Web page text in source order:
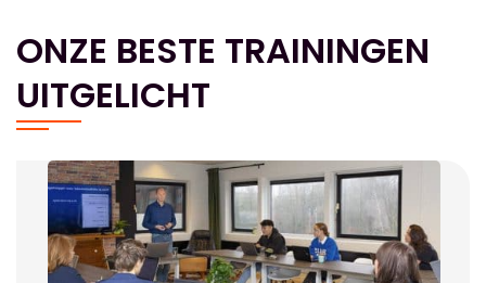
ONZE BESTE TRAININGEN
UITGELICHT